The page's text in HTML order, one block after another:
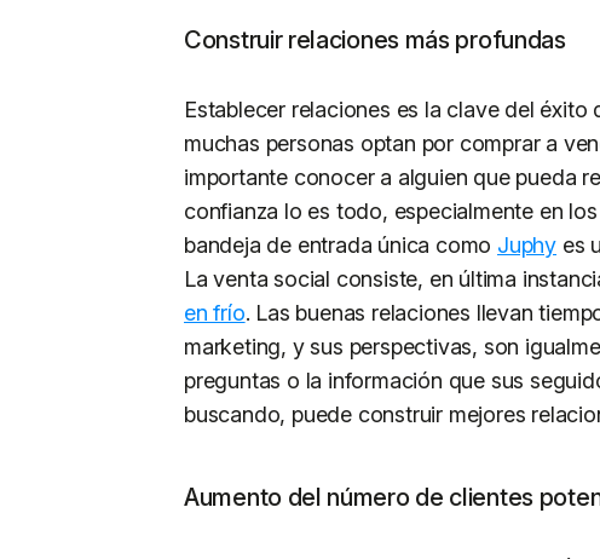
Construir relaciones más profundas
Establecer relaciones es la clave del
muchas personas optan por comprar a
importante conocer a alguien que pueda
confianza lo es todo, especialmente en
bandeja de entrada única como Juphy es
La venta social consiste, en última
en frío. Las buenas relaciones llevan
marketing, y sus perspectivas, son
preguntas o la información que sus
buscando, puede construir mejores
Aumento del número de clientes